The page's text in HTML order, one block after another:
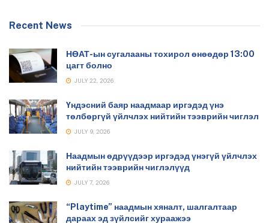
Recent News
НӨАТ-ын сугалааны тохирол өнөөдөр 13:00
цагт болно
JULY 22, 2026
Үндэсний баяр наадмаар иргэдэд үнэ
төлбөргүй үйлчлэх нийтийн тээврийн чиглэл
JULY 9, 2026
Наадмын өдрүүдээр иргэдэд үнэгүй үйлчлэх
нийтийн тээврийн чиглэлүүд
JULY 7, 2026
“Playtime” наадмын хяналт, шалгалтаар
дараах эд зүйлсийг хураажээ